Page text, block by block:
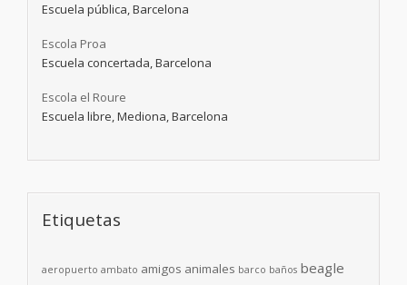
Escuela pública, Barcelona
Escola Proa
Escuela concertada, Barcelona
Escola el Roure
Escuela libre, Mediona, Barcelona
Etiquetas
aeropuerto ambato amigos animales barco baños beagle